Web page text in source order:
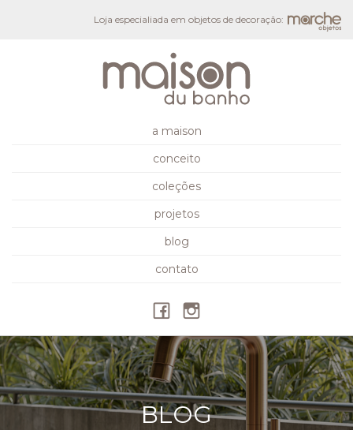
Loja especialiada em objetos de decoração:
a maison
conceito
coleções
projetos
blog
contato
BLOG